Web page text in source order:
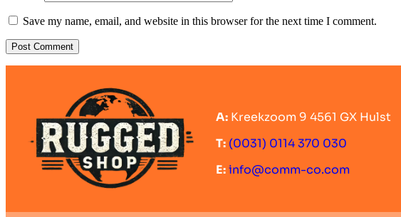
Save my name, email, and website in this browser for the next time I comment.
A: Kreekzoom 9 4561 GX Hulst
T: (0031) 0114 370 030
E:info@comm-co.com